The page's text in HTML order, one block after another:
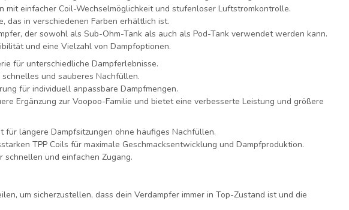
mit einfacher Coil-Wechselmöglichkeit und stufenloser Luftstromkontrolle.
das in verschiedenen Farben erhältlich ist.
der sowohl als Sub-Ohm-Tank als auch als Pod-Tank verwendet werden kann.
und eine Vielzahl von Dampfoptionen.
für unterschiedliche Dampferlebnisse.
und sauberes Nachfüllen.
für individuell anpassbare Dampfmengen.
Ergänzung zur Voopoo-Familie und bietet eine verbesserte Leistung und größere
für längere Dampfsitzungen ohne häufiges Nachfüllen.
TPP Coils für maximale Geschmacksentwicklung und Dampfproduktion.
und einfachen Zugang.
um sicherzustellen, dass dein Verdampfer immer in Top-Zustand ist und die